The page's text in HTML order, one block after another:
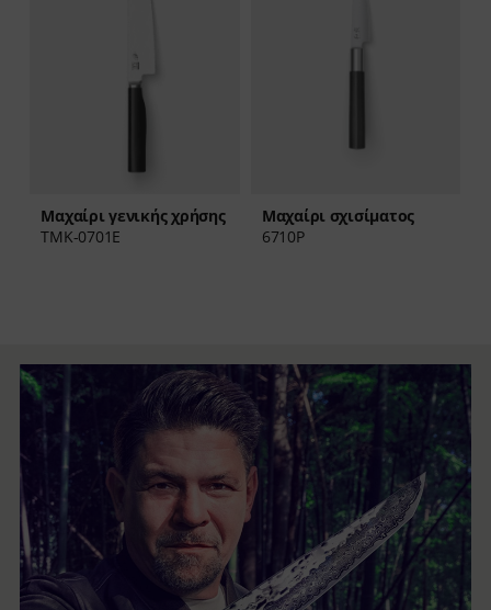
Μαχαίρι γενικής χρήσης
TMK-0701E
Μαχαίρι σχισίματος
6710P